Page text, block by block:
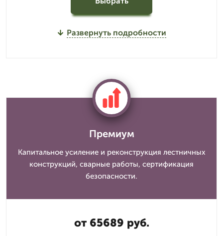
Развернуть подробности
Премиум
Капитальное усиление и реконструкция лестничных
конструкций, сварные работы, сертификация
безопасности.
от 65689 руб.